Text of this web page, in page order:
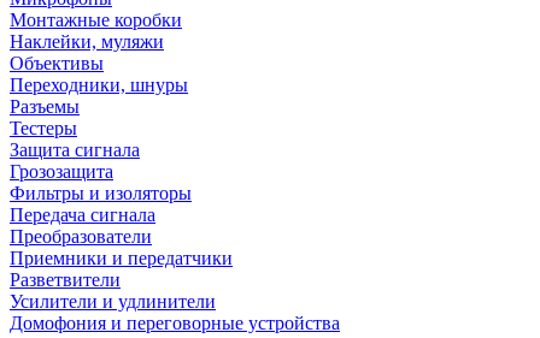
Монтажные коробки
Наклейки, муляжи
Объективы
Переходники, шнуры
Разъемы
Тестеры
Защита сигнала
Грозозащита
Фильтры и изоляторы
Передача сигнала
Преобразователи
Приемники и передатчики
Разветвители
Усилители и удлинители
Домофония и переговорные устройства